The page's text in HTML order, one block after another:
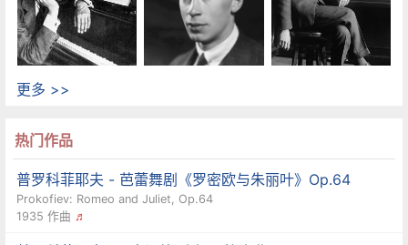
更多 >>
热门作品
普罗科菲耶夫 - 芭蕾舞剧《罗密欧与朱丽叶》Op.64
Prokofiev: Romeo and Juliet, Op.64
1935 作曲 ♬